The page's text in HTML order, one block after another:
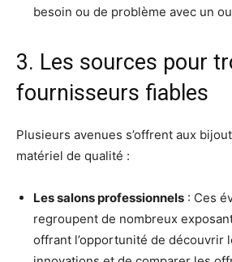
besoin ou de problème avec un
3. Les sources pour
fournisseurs fiables
Plusieurs avenues s’offrent aux
matériel de qualité :
Les salons professionnels : Ces
regroupent de nombreux
offrant l’opportunité de découvrir